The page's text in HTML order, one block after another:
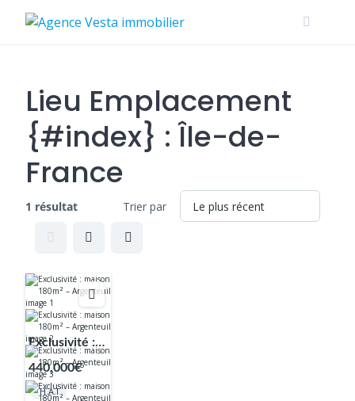
Lieu Emplacement
{#index} : Île-de-
France
1 résultat Trier par
Exclusivité :
maison 180m²
– Argenteuil
440,000€
H.A.I